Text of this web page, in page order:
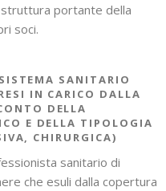
portante della
soci.
SANITARIO
IN CARICO DALLA
DELLA
E DELLA TIPOLOGIA
CHIRURGICA)
sanitario di
che esuli dalla copertura